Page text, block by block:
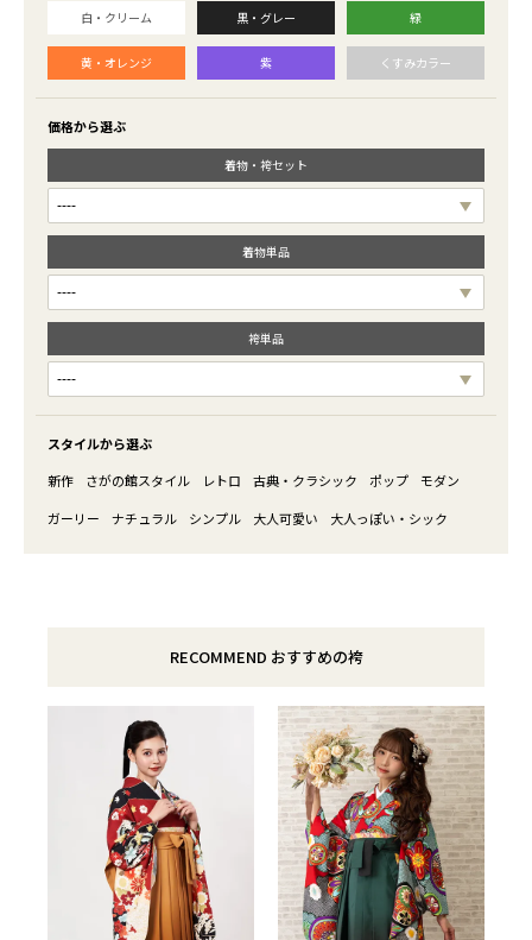
白・クリーム 黒・グレー 緑
黄・オレンジ 紫 くすみカラー
価格から選ぶ
着物・袴セット
着物単品
袴単品
スタイルから選ぶ
新作
さがの館スタイル レトロ 古典・クラシック ポップ
モダン
ガーリー
ナチュラル シンプル 大人可愛い 大人っぽい・シック
RECOMMEND おすすめの袴